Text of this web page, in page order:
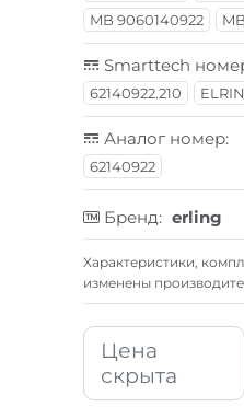
MB 9060140922
Smarttech
62140922.210
Аналог номер:
62140922
Бренд: erling
Xарактеристики,
изменены
Цена
скрыта